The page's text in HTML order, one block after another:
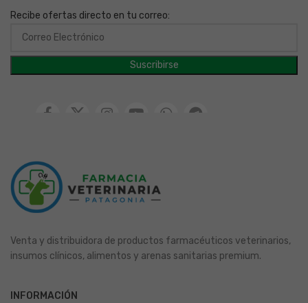
Recibe ofertas directo en tu correo:
Venta y distribuidora de productos farmacéuticos veterinarios,
insumos clínicos, alimentos y arenas sanitarias premium.
INFORMACIÓN